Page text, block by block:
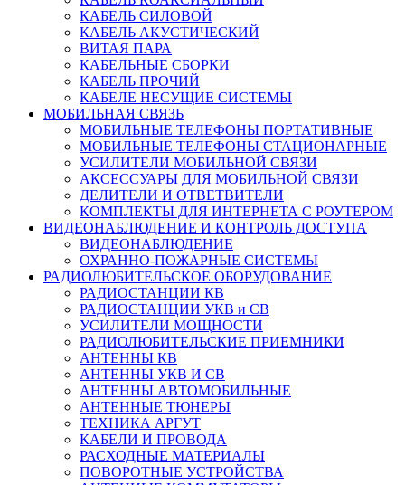
КАБЕЛЬ СИЛОВОЙ
КАБЕЛЬ АКУСТИЧЕСКИЙ
ВИТАЯ ПАРА
КАБЕЛЬНЫЕ СБОРКИ
КАБЕЛЬ ПРОЧИЙ
КАБЕЛЕ НЕСУЩИЕ СИСТЕМЫ
МОБИЛЬНАЯ СВЯЗЬ
МОБИЛЬНЫЕ ТЕЛЕФОНЫ ПОРТАТИВНЫЕ
МОБИЛЬНЫЕ ТЕЛЕФОНЫ СТАЦИОНАРНЫЕ
УСИЛИТЕЛИ МОБИЛЬНОЙ СВЯЗИ
АКСЕССУАРЫ ДЛЯ МОБИЛЬНОЙ СВЯЗИ
ДЕЛИТЕЛИ И ОТВЕТВИТЕЛИ
КОМПЛЕКТЫ ДЛЯ ИНТЕРНЕТА С РОУТЕРОМ
ВИДЕОНАБЛЮДЕНИЕ И КОНТРОЛЬ ДОСТУПА
ВИДЕОНАБЛЮДЕНИЕ
ОХРАННО-ПОЖАРНЫЕ СИСТЕМЫ
РАДИОЛЮБИТЕЛЬСКОЕ ОБОРУДОВАНИЕ
РАДИОСТАНЦИИ КВ
РАДИОСТАНЦИИ УКВ и СВ
УСИЛИТЕЛИ МОЩНОСТИ
РАДИОЛЮБИТЕЛЬСКИЕ ПРИЕМНИКИ
АНТЕННЫ КВ
АНТЕННЫ УКВ И СВ
АНТЕННЫ АВТОМОБИЛЬНЫЕ
АНТЕННЫЕ ТЮНЕРЫ
ТЕХНИКА АРГУТ
КАБЕЛИ И ПРОВОДА
РАСХОДНЫЕ МАТЕРИАЛЫ
ПОВОРОТНЫЕ УСТРОЙСТВА